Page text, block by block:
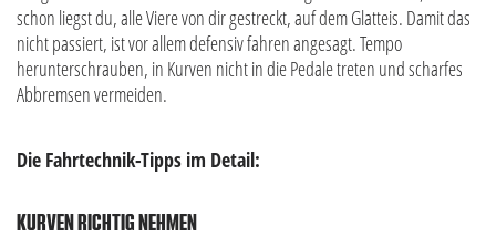
schon liegst du, alle Viere von dir gestreckt, auf dem Glatteis. Damit das
nicht passiert, ist vor allem defensiv fahren angesagt. Tempo
herunterschrauben, in Kurven nicht in die Pedale treten und scharfes
Abbremsen vermeiden.
Die Fahrtechnik-Tipps im Detail:
KURVEN RICHTIG NEHMEN